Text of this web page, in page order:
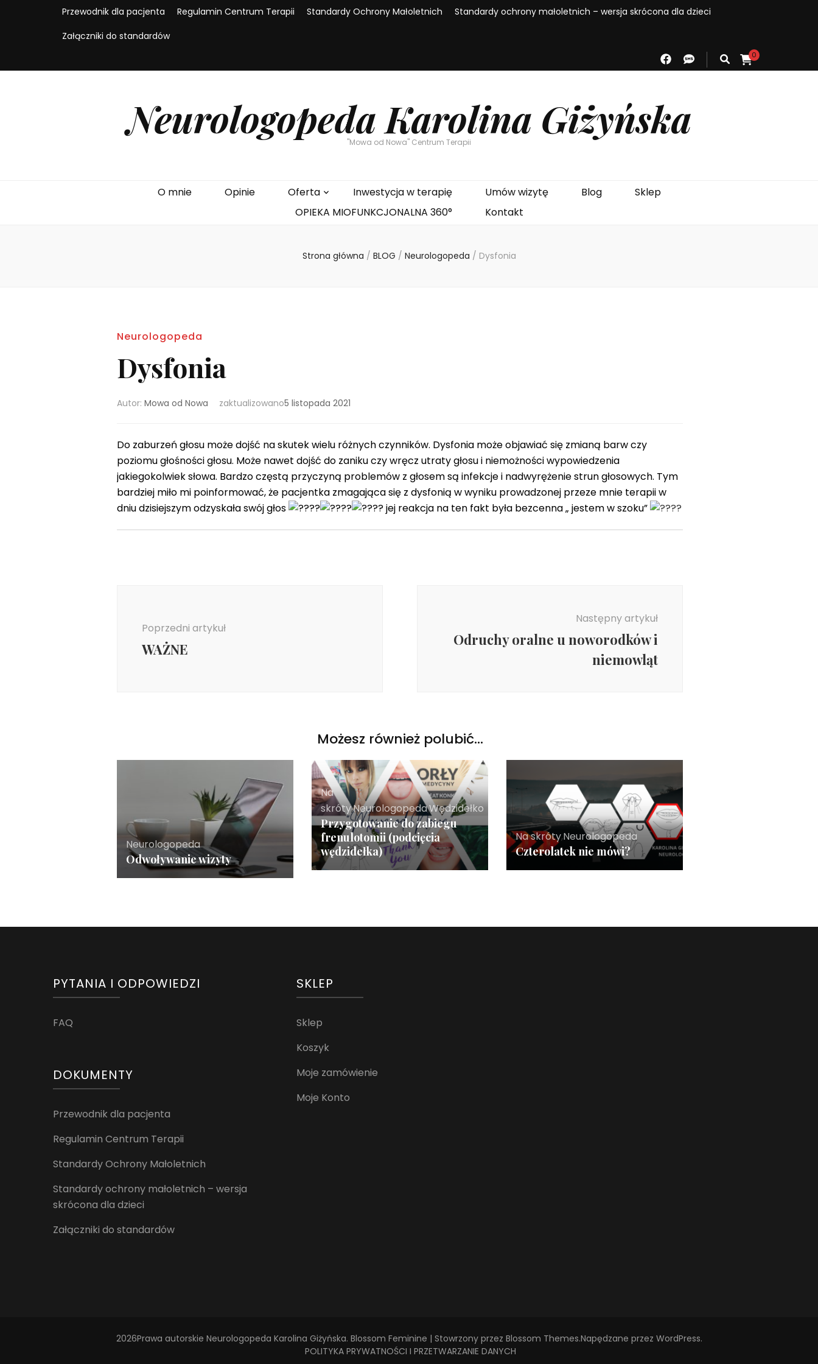
Przewodnik dla pacjenta Regulamin Centrum Terapii Standardy Ochrony Małoletnich
Standardy ochrony małoletnich – wersja skrócona dla dzieci
Załączniki do standardów
0
Neurologopeda Karolina Giżyńska
"Mowa od Nowa" Centrum Terapii
O mnie Opinie Oferta Inwestycja w terapię Umów wizytę Blog
Sklep
OPIEKA MIOFUNKCJONALNA 360°
Kontakt
Strona główna / BLOG / Neurologopeda / Dysfonia
Neurologopeda
Dysfonia
Autor: Mowa od Nowa zaktualizowano5 listopada 2021
Do zaburzeń głosu może dojść na skutek wielu różnych czynników. Dysfonia może objawiać się zmianą barw czy
poziomu głośności głosu. Może nawet dojść do zaniku czy wręcz utraty głosu i niemożności wypowiedzenia
jakiegokolwiek słowa. Bardzo częstą przyczyną problemów z głosem są infekcje i nadwyrężenie strun głosowych. Tym
bardziej miło mi poinformować, że pacjentka zmagająca się z dysfonią w wyniku prowadzonej przeze mnie terapii w
dniu dzisiejszym odzyskała swój głos
jej reakcja na ten fakt była bezcenna „ jestem w szoku”
Poprzedni artykuł
WAŻNE
Następny artykuł
Odruchy oralne u noworodków i
niemowląt
Możesz również polubić…
Neurologopeda
Odwoływanie wizyty
Na
skróty,Neurologopeda,Wędzidełko
Przygotowanie do zabiegu
frenulotomii (podcięcia
wędzidełka)
Na skróty,Neurologopeda
Czterolatek nie mówi?
PYTANIA I ODPOWIEDZI
FAQ
DOKUMENTY
Przewodnik dla pacjenta
Regulamin Centrum Terapii
Standardy Ochrony Małoletnich
Standardy ochrony małoletnich – wersja
skrócona dla dzieci
Załączniki do standardów
SKLEP
Sklep
Koszyk
Moje zamówienie
Moje Konto
2026Prawa autorskie Neurologopeda Karolina Giżyńska. Blossom Feminine | Stowrzony przez Blossom Themes.Napędzane przez WordPress.
POLITYKA PRYWATNOŚCI I PRZETWARZANIE DANYCH